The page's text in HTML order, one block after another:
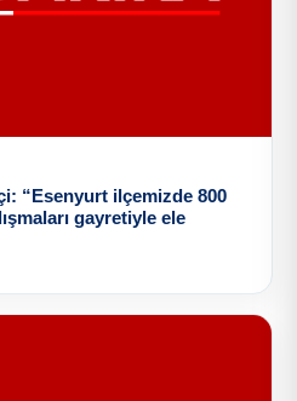
“Esenyurt ilçemizde 800
gayretiyle ele